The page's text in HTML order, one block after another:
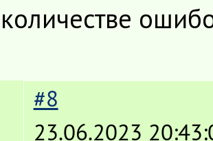
количестве
#8
23.06.2023